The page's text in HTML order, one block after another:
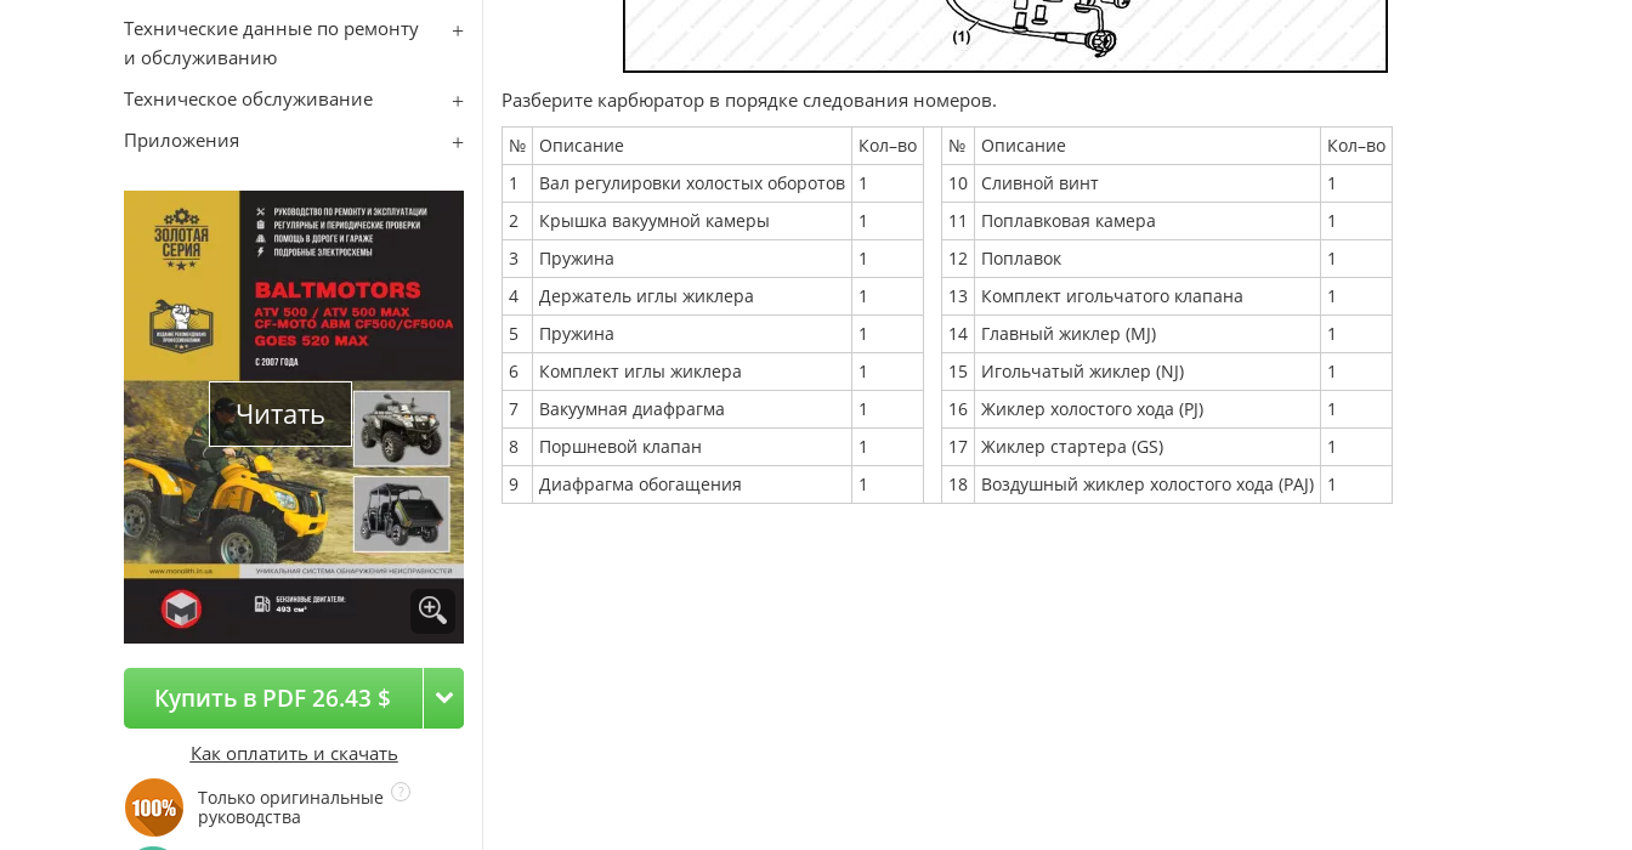
Технические данные по ремонту
и обслуживанию
Техническое обслуживание
Приложения
Читать
Купить в PDF 26.43 $
Как оплатить и скачать
Только оригинальные
руководства
Разберите карбюратор в порядке следования номеров.
№ Описание Кол–во № Описание
Кол–во
1
Вал регулировки холостых оборотов 1 10 Сливной винт
1
2
Крышка вакуумной камеры 1 11 Поплавковая камера
1
3
Пружина 1 12 Поплавок
1
4
Держатель иглы жиклера 1 13 Комплект игольчатого клапана
1
5
Пружина 1 14 Главный жиклер (MJ)
1
6
Комплект иглы жиклера 1 15 Игольчатый жиклер (NJ)
1
7
Вакуумная диафрагма 1 16 Жиклер холостого хода (PJ)
1
8
Поршневой клапан 1 17 Жиклер стартера (GS)
1
9
Диафрагма обогащения 1 18 Воздушный жиклер холостого хода (PAJ) 1